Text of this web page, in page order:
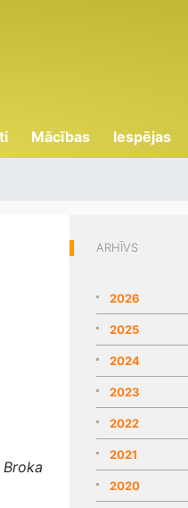
Mācības Iespējas
Broka
ARHĪVS
2026
2025
2024
2023
2022
2021
2020